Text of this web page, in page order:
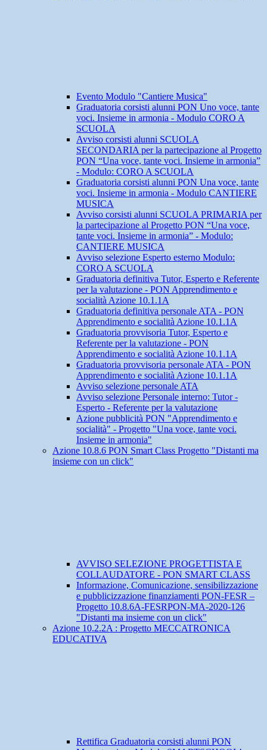
Evento Modulo "Cantiere Musica"
Graduatoria corsisti alunni PON Uno voce, tante
voci. Insieme in armonia - Modulo CORO A
SCUOLA
Avviso corsisti alunni SCUOLA
SECONDARIA per la partecipazione al Progetto
PON “Una voce, tante voci. Insieme in armonia”
- Modulo: CORO A SCUOLA
Graduatoria corsisti alunni PON Una voce, tante
voci. Insieme in armonia - Modulo CANTIERE
MUSICA
Avviso corsisti alunni SCUOLA PRIMARIA per
la partecipazione al Progetto PON “Una voce,
tante voci. Insieme in armonia” - Modulo:
CANTIERE MUSICA
Avviso selezione Esperto esterno Modulo:
CORO A SCUOLA
Graduatoria definitiva Tutor, Esperto e Referente
per la valutazione - PON Apprendimento e
socialità Azione 10.1.1A
Graduatoria definitiva personale ATA - PON
Apprendimento e socialità Azione 10.1.1A
Graduatoria provvisoria Tutor, Esperto e
Referente per la valutazione - PON
Apprendimento e socialità Azione 10.1.1A
Graduatoria provvisoria personale ATA - PON
Apprendimento e socialità Azione 10.1.1A
Avviso selezione personale ATA
Avviso selezione Personale interno: Tutor -
Esperto - Referente per la valutazione
Azione pubblicità PON "Apprendimento e
socialità" - Progetto "Una voce, tante voci.
Insieme in armonia"
Azione 10.8.6 PON Smart Class Progetto "Distanti ma
insieme con un click"
AVVISO SELEZIONE PROGETTISTA E
COLLAUDATORE - PON SMART CLASS
Informazione, Comunicazione, sensibilizzazione
e pubblicizzazione finanziamenti PON-FESR –
Progetto 10.8.6A-FESRPON-MA-2020-126
"Distanti ma insieme con un click"
Azione 10.2.2A : Progetto MECCATRONICA
EDUCATIVA
Rettifica Graduatoria corsisti alunni PON